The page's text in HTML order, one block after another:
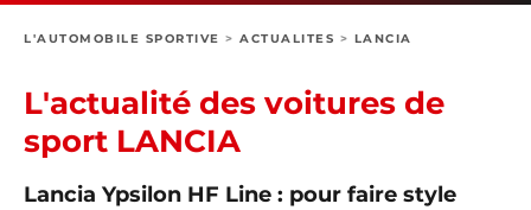
L'AUTOMOBILE SPORTIVE > ACTUALITES > LANCIA
L'actualité des voitures de
sport LANCIA
Lancia Ypsilon HF Line : pour faire style